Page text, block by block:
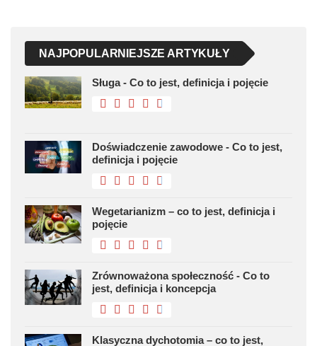
NAJPOPULARNIEJSZE ARTYKUŁY
Sługa - Co to jest, definicja i pojęcie
Doświadczenie zawodowe - Co to jest,
definicja i pojęcie
Wegetarianizm – co to jest, definicja i
pojęcie
Zrównoważona społeczność - Co to
jest, definicja i koncepcja
Klasyczna dychotomia – co to jest,